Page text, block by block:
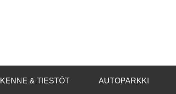
& TIESTÖT AUTOPARKKI